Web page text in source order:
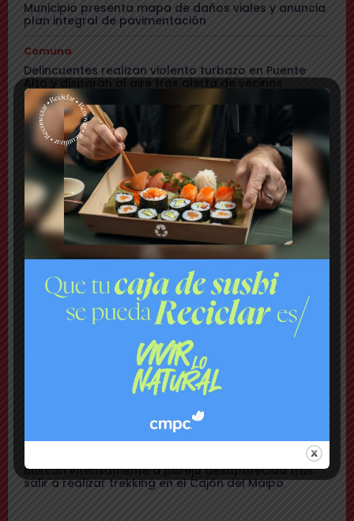
Municipio presenta mapa de daños viales y anuncia
plan integral de pavimentación
Comuna
Delincuentes realizan violento turbazo en Puente
Alto y disparan al aire tras alerta de vecinos
Comuna
Tensión: delegado Codina acusa a alcalde Toledo
de hacerle una «encerrona», editar video y querer
ser «influencer»
Comuna
Gritos y «dedo a lo Lagos»: Matías Toledo encaró a
delegado presidencial y lo subió a su red social
Encuentran con vida a pareja desaparecida: se
habían quedado sin batería en sus teléfonos
Nacional
Rechazan internación provisoria a menor que
amenazó con destornillador a compañeros de Liceo
Gendarmería frustra a balazos rescate de 16 reos
que eran llevados a la cárcel de Puente Alto
Buscan intensamente a pareja desaparecida tras
salir a realizar trekking en el Cajón del Maipo